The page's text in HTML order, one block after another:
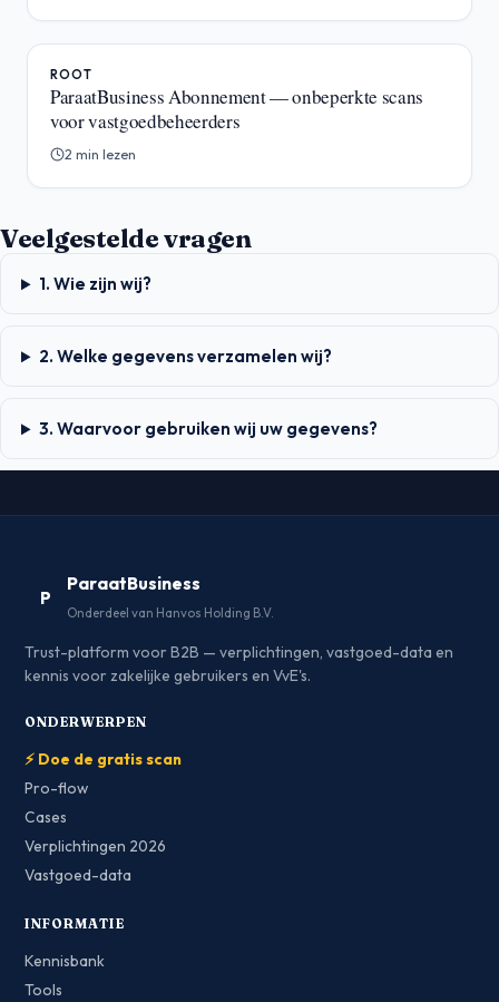
ROOT
ParaatBusiness Abonnement — onbeperkte scans
voor vastgoedbeheerders
2 min lezen
Veelgestelde vragen
1. Wie zijn wij?
2. Welke gegevens verzamelen wij?
3. Waarvoor gebruiken wij uw gegevens?
P
ParaatBusiness
Onderdeel van Hanvos Holding B.V.
Trust-platform voor B2B — verplichtingen, vastgoed-data en
kennis voor zakelijke gebruikers en VvE's.
ONDERWERPEN
⚡ Doe de gratis scan
Pro-flow
Cases
Verplichtingen 2026
Vastgoed-data
INFORMATIE
Kennisbank
Tools